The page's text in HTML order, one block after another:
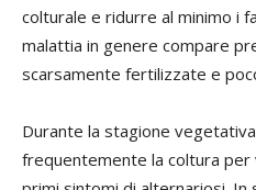
colturale e ridurre al minimo i
malattia in genere compare
scarsamente fertilizzate e
Durante la stagione
frequentemente la coltura per